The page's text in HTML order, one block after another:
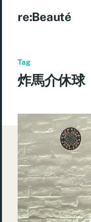
re:Beauté
Tag
炸馬介休球